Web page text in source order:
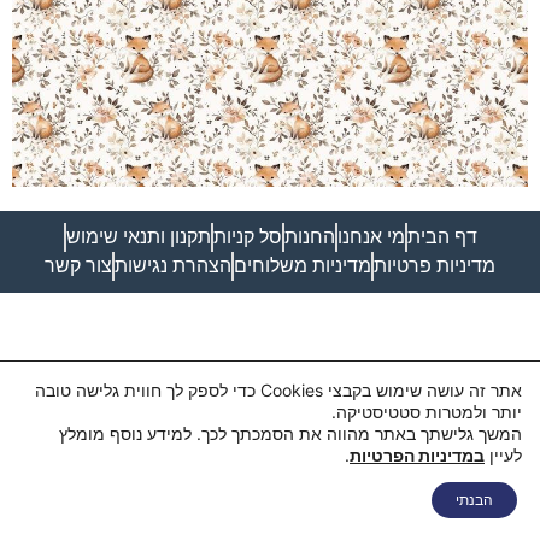
דף הביתמי אנחנו החנותסל קניותתקנון ותנאי שימוש
מדיניות פרטיותמדיניות משלוחים הצהרת נגישותצור קשר
אתר זה עושה שימוש בקבצי Cookies כדי לספק לך חווית גלישה טובה
יותר ולמטרות סטטיסטיקה.
המשך גלישתך באתר מהווה את הסמכתך לכך. למידע נוסף מומלץ
לעיין במדיניות הפרטיות.
הבנתי